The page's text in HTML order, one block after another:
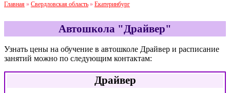
Главная » Свердловская область » Екатеринбург
Автошкола "Драйвер"
Узнать цены на обучение в автошколе Драйвер и расписание
занятий можно по следующим контактам:
Драйвер